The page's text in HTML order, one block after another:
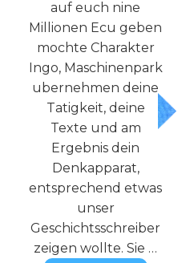
auf euch nine
Millionen Ecu geben
mochte Charakter
Ingo, Maschinenpark
ubernehmen deine
Tatigkeit, deine
Texte und am
Ergebnis dein
Denkapparat,
entsprechend etwas
unser
Geschichtsschreiber
zeigen wollte. Sie …